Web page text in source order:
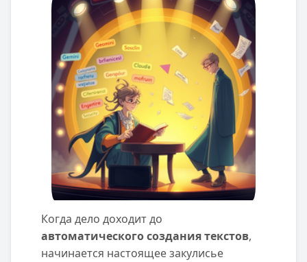
Когда дело доходит до
автоматического создания текстов,
начинается настоящее закулисье